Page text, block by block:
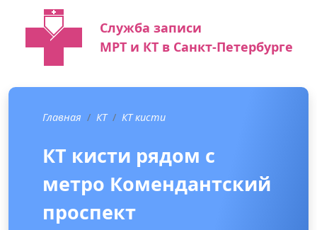
Служба записи
МРТ и КТ в Санкт-Петербурге
Главная КТ КТ кисти
КТ кисти рядом с
метро Комендантский
проспект